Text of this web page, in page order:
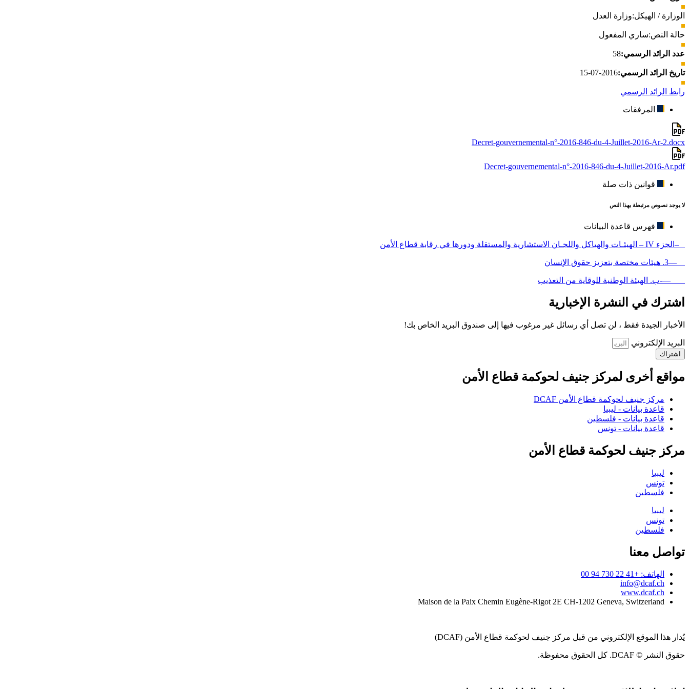
الوزارة / الهيكل:وزارة العدل
حالة النص:ساري المفعول
عدد الرائد الرسمي:58
تاريخ الرائد الرسمي:2016-07-15
رابط الرائد الرسمي
المرفقات
Decret-gouvernemental-n°-2016-846-du-4-Juillet-2016-Ar-2.docx
Decret-gouvernemental-n°-2016-846-du-4-Juillet-2016-Ar.pdf
قوانين ذات صلة
لا يوجد نصوص مرتبطة بهذا النص
فهرس قاعدة البيانات
–الجزء IV – الهيئـات والهياكل واللجـان الاستشارية والمستقلة ودورها في رقابة قطاع الأمن
—3. هيئات مختصة بتعزيز حقوق الإنسان
—-ب. الهيئة الوطنية للوقاية من التعذيب
اشترك في النشرة الإخبارية
الأخبار الجيدة فقط ، لن تصل أي رسائل غير مرغوب فيها إلى صندوق البريد الخاص بك!
البريد الإلكتروني
اشتراك
مواقع أخرى لمركز جنيف لحوكمة قطاع الأمن
مركز جنيف لحوكمة قطاع الأمن DCAF
قاعدة بيانات - ليبيا
قاعدة بيانات - فلسطين
قاعدة بيانات - تونس
مركز جنيف لحوكمة قطاع الأمن
ليبيا
تونس
فلسطين
ليبيا
تونس
فلسطين
تواصل معنا
الهاتف: +41 22 730 94 00
info@dcaf.ch
www.dcaf.ch
Maison de la Paix Chemin Eugène-Rigot 2E CH-1202 Geneva, Switzerland
يُدار هذا الموقع الإلكتروني من قبل مركز جنيف لحوكمة قطاع الأمن (DCAF)
حقوق النشر © DCAF. كل الحقوق محفوظة.